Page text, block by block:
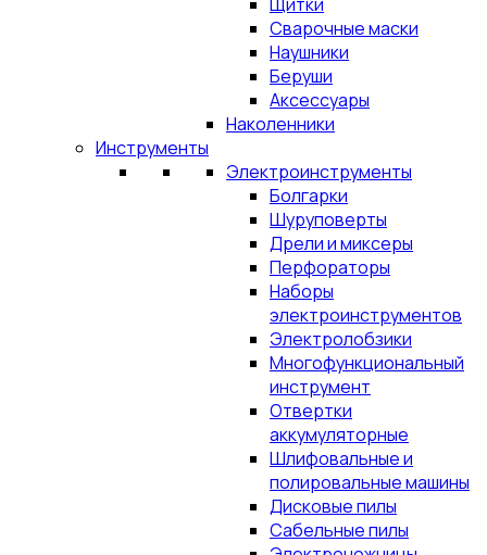
Сварочные маски
Наушники
Беруши
Аксессуары
Наколенники
Инструменты
Электроинструменты
Болгарки
Шуруповерты
Дрели и миксеры
Перфораторы
Наборы
электроинструментов
Электролобзики
Многофункциональный
инструмент
Отвертки
аккумуляторные
Шлифовальные и
полировальные машины
Дисковые пилы
Сабельные пилы